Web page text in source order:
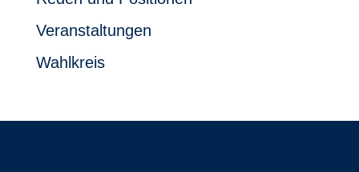
Veranstaltungen
Wahlkreis